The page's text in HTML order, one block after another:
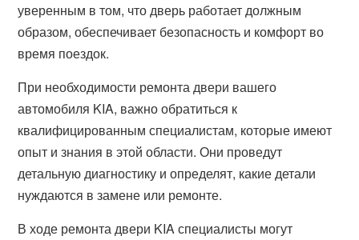
уверенным в том, что дверь работает должным
образом, обеспечивает безопасность и комфорт во
время поездок.
При необходимости ремонта двери вашего
автомобиля KIA, важно обратиться к
квалифицированным специалистам, которые имеют
опыт и знания в этой области. Они проведут
детальную диагностику и определят, какие детали
нуждаются в замене или ремонте.
В ходе ремонта двери KIA специалисты могут